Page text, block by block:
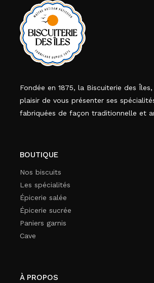
Fondée en 1875, la Biscuiterie des
plaisir de vous présenter ses
fabriquées de façon traditionnelle et
BOUTIQUE
Nos biscuits
Les spécialités
Épicerie salée
Épicerie sucrée
Paniers garnis
Cave
À PROPOS